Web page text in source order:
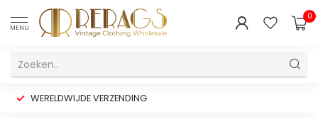
MENU
0
WERELDWIJDE VERZENDING